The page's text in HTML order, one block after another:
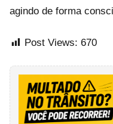
agindo de forma
Post Views: 670